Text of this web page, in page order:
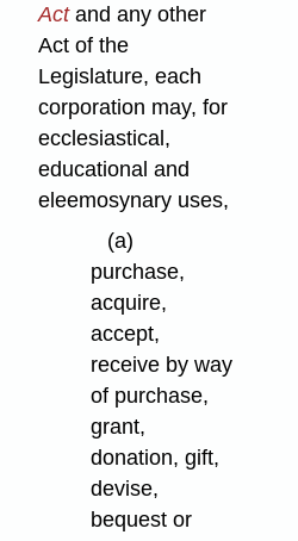
Actand any other
Act of the
Legislature, each
corporation may, for
ecclesiastical,
educational and
eleemosynary uses,
(a)
purchase,
acquire,
accept,
receive by way
of purchase,
grant,
donation, gift,
devise,
bequest or